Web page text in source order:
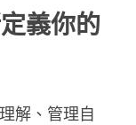
義你的
解、管理自